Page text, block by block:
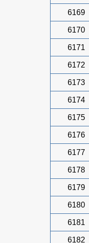
6169
6170
6171
6172
6173
6174
6175
6176
6177
6178
6179
6180
6181
6182